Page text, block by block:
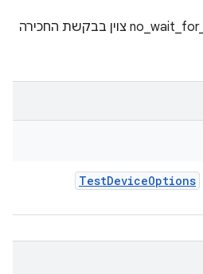
בדיקה אם הפרמטר no_wait_for_boot צוין בבקשת החכירה
TestDeviceOptions